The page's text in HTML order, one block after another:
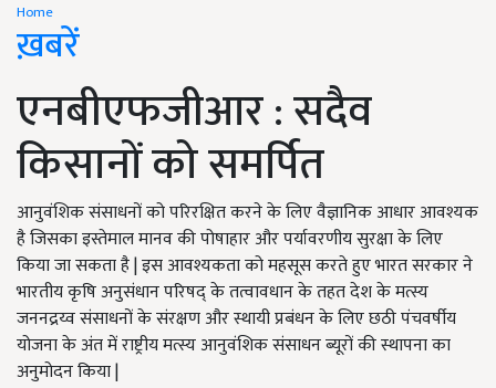
Home
ख़बरें
एनबीएफजीआर : सदैव
किसानों को समर्पित
आनुवंशिक संसाधनों को परिरक्षित करने के लिए वैज्ञानिक आधार आवश्यक
है जिसका इस्तेमाल मानव की पोषाहार और पर्यावरणीय सुरक्षा के लिए
किया जा सकता है | इस आवश्यकता को महसूस करते हुए भारत सरकार ने
भारतीय कृषि अनुसंधान परिषद् के तत्वावधान के तहत देश के मत्स्य
जननद्रय्व संसाधनों के संरक्षण और स्थायी प्रबंधन के लिए छठी पंचवर्षीय
योजना के अंत में राष्ट्रीय मत्स्य आनुवंशिक संसाधन ब्यूरों की स्थापना का
अनुमोदन किया |